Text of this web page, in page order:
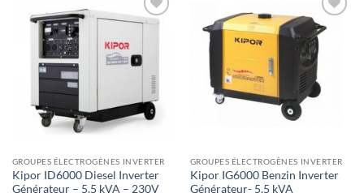
Toevoegen
wenslijst
GROUPES ÉLECTROGÈNES INVERTER
Kipor ID6000 Diesel Inverter
Générateur – 5,5 kVA – 230V
Toevoegen
aan
wenslijst
GROUPES ÉLECTROGÈNES INVERTER
Kipor IG6000 Benzin Inverter
Générateur- 5,5 kVA